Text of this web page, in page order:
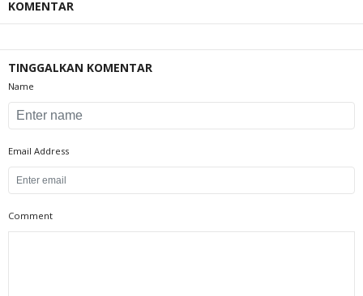
KOMENTAR
TINGGALKAN KOMENTAR
Name
Email Address
Comment